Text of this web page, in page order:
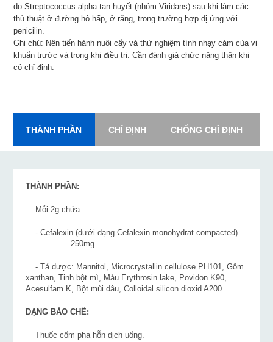
do Streptococcus alpha tan huyết (nhóm Viridans) sau khi làm các
thủ thuật ở đường hô hấp, ở răng, trong trường hợp dị ứng với
penicilin.
Ghi chú: Nên tiến hành nuôi cấy và thử nghiệm tính nhạy cảm của vi
khuẩn trước và trong khi điều trị. Cần đánh giá chức năng thận khi
có chỉ định.
THÀNH PHẦN CHỈ ĐỊNH CHỐNG CHỈ ĐỊNH
THÀNH PHẦN:
Mỗi 2g chứa:
- Cefalexin (dưới dạng Cefalexin monohydrat compacted)
__________ 250mg
- Tá dược: Mannitol, Microcrystallin cellulose PH101, Gôm
xanthan, Tinh bột mì, Màu Erythrosin lake, Povidon K90,
Acesulfam K, Bột mùi dâu, Colloidal silicon dioxid A200.
DẠNG BÀO CHẾ:
Thuốc cốm pha hỗn dịch uống.